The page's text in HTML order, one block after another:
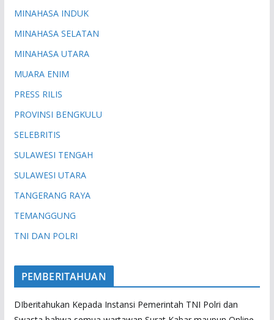
MINAHASA INDUK
MINAHASA SELATAN
MINAHASA UTARA
MUARA ENIM
PRESS RILIS
PROVINSI BENGKULU
SELEBRITIS
SULAWESI TENGAH
SULAWESI UTARA
TANGERANG RAYA
TEMANGGUNG
TNI DAN POLRI
PEMBERITAHUAN
DIberitahukan Kepada Instansi Pemerintah TNI Polri dan